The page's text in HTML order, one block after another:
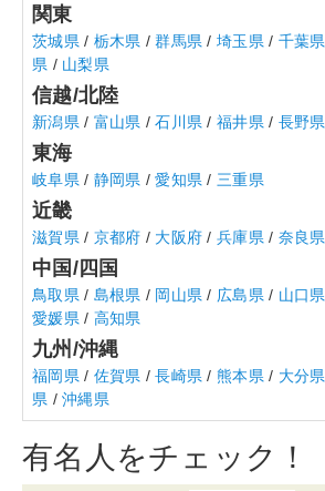
関東
茨城県 / 栃木県 /群馬県 /埼玉県 / 千葉県
県 / 山梨県
信越/北陸
新潟県 / 富山県 /石川県 /福井県 / 長野県
東海
岐阜県 / 静岡県 /愛知県 / 三重県
近畿
滋賀県 / 京都府 / 大阪府 /兵庫県 / 奈良県
中国/四国
鳥取県 / 島根県 / 岡山県 / 広島県 / 山口県
愛媛県 / 高知県
九州/沖縄
福岡県 / 佐賀県 /長崎県 /熊本県 / 大分県
県 /沖縄県
有名人をチェック！